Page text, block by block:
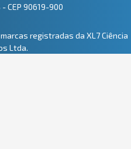
CEP 90619-900
registradas da XL7 Ciência
Ltda.